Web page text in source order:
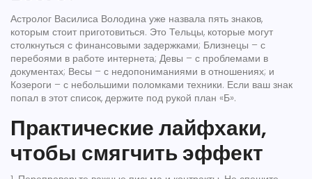
Астролог Василиса Володина уже назвала пять знаков,
которым стоит приготовиться. Это Тельцы, которые могут
столкнуться с финансовыми задержками; Близнецы – с
перебоями в работе интернета; Девы – с проблемами в
документах; Весы – с недопониманиями в отношениях; и
Козероги – с небольшими поломками техники. Если ваш знак
попал в этот список, держите под рукой план «Б».
Практические лайфхаки,
чтобы смягчить эффект